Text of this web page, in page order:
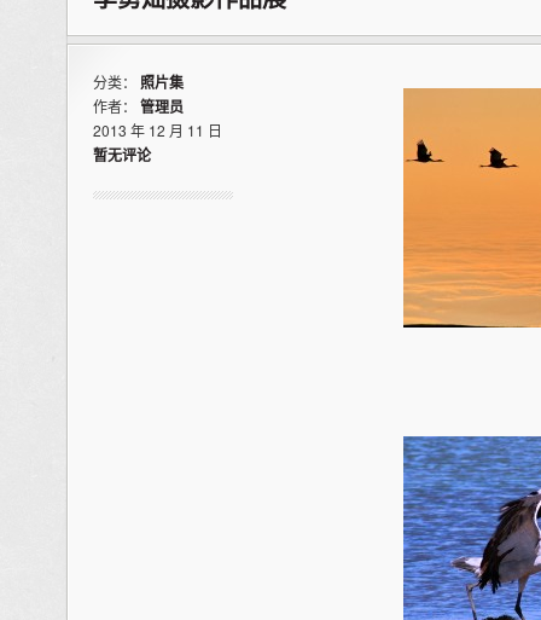
分类： 照片集
作者： 管理员
2013 年 12 月 11 日
暂无评论